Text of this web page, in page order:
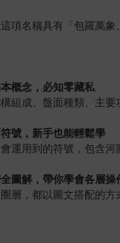
項名稱具有「包羅萬
概念，必知零藏私
組成、盤面種類、主
號，新手也能輕鬆學
運用到的符號，包含
圖解，帶你學會各層操
層，都以圖文搭配的